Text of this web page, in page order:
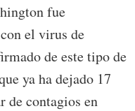
fue
el virus de
de este tipo de
ya ha dejado 17
de contagios en